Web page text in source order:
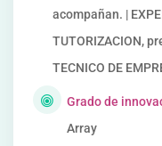
acompañan. |
TUTORIZACION,
TECNICO DE
Grado de
Array